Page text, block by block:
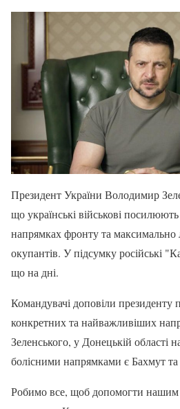
Президент України Володимир
що українські військові
напрямках фронту та максимально
окупантів. У підсумку російські
що на дні.
Командувачі доповіли президенту
конкретних та найважливіших
Зеленського, у Донецькій області
болісними напрямками є Бахмут
Робимо все, щоб допомогти